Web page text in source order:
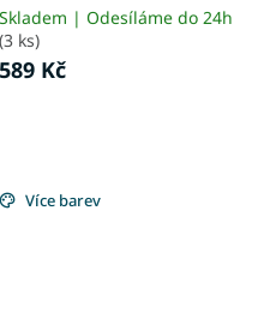
Skladem | Odesíláme do 24h
(3 ks)
589 Kč
Více barev